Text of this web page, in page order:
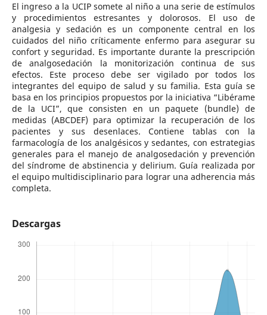
El ingreso a la UCIP somete al niño a una serie de estímulos
y procedimientos estresantes y dolorosos. El uso de
analgesia y sedación es un componente central en los
cuidados del niño críticamente enfermo para asegurar su
confort y seguridad. Es importante durante la prescripción
de analgosedación la monitorización continua de sus
efectos. Este proceso debe ser vigilado por todos los
integrantes del equipo de salud y su familia. Esta guía se
basa en los principios propuestos por la iniciativa “Libérame
de la UCI”, que consisten en un paquete (bundle) de
medidas (ABCDEF) para optimizar la recuperación de los
pacientes y sus desenlaces. Contiene tablas con la
farmacología de los analgésicos y sedantes, con estrategias
generales para el manejo de analgosedación y prevención
del síndrome de abstinencia y delirium. Guía realizada por
el equipo multidisciplinario para lograr una adherencia más
completa.
Descargas